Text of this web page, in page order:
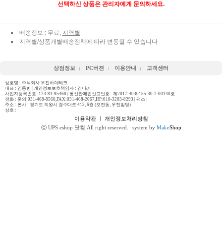
선택하신 상품은 관리자에게 문의하세요.
배송정보 : 무료, 지역별
지역별/상품개별배송정책에 따라 변동될 수 있습니다
상점정보 PC버젼 이용안내 고객센터
상호명 : 주식회사 우진하이테크
대표 : 김동빈 | 개인정보보호책임자 : 김미례
사업자등록번호 :123-81-95468 | 통신판매업신고번호 : 제2017-4030155-30-2-00140호
전화 : 문의:031-468-8560,FAX:031-468-2067,HP:010-3203-8293 | 팩스 :
주소 : 본사 : 경기도 의왕시 경수대로 413, 6층 (오전동, 우진빌딩)
상호 :
이용약관ㅣ 개인정보처리방침
ⓒ UPS eshop 닷컴 All right reserved.
system by MakeShop